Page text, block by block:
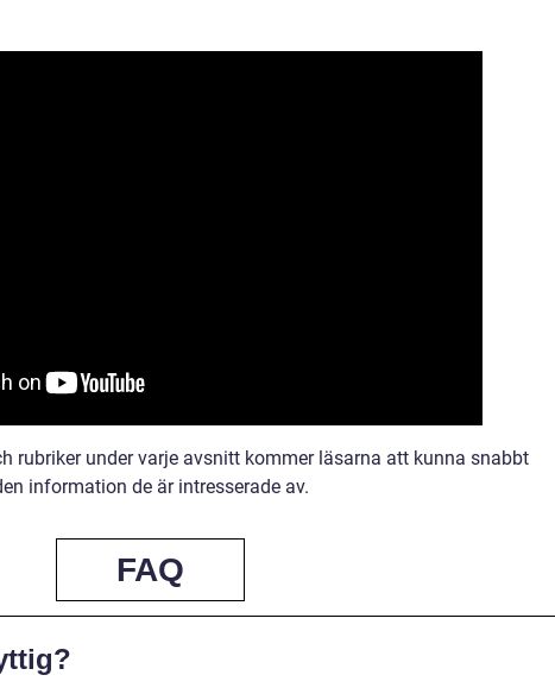
rubriker under varje avsnitt kommer läsarna att kunna snabbt
information de är intresserade av.
FAQ